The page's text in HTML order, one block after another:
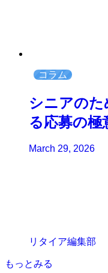
コラム
シニアのた
る応募の極
March 29, 2026
リタイア編集部
もっとみる